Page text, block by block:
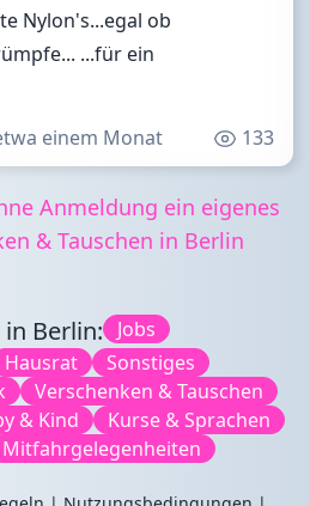
Nylon's...egal ob
...für ein
einem Monat 133
Anmeldung ein eigenes
& Tauschen in Berlin
Berlin:
Jobs
Hausrat
Sonstiges
Verschenken & Tauschen
& Kind
Kurse & Sprachen
Mitfahrgelegenheiten